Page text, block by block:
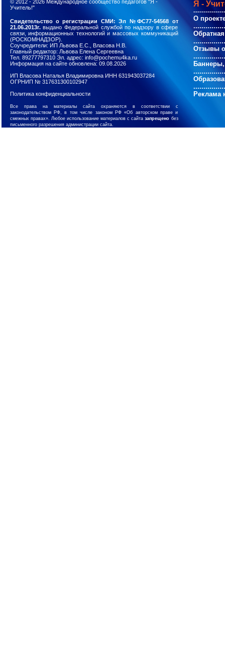
© 2012 - 2026 Международное сообщество педагогов "Я -
Учитель!"
Я -
О
Отзывы
Реклама
Свидетельство о регистрации СМИ: Эл №ФС77-54568 от
21.06.2013г.выдано Федеральной службой по надзору в сфере
связи, информационных технологий и массовых коммуникаций
(РОСКОМНАДЗОР).
Соучредители: ИП Львова Е.С., Власова Н.В.
Главный редактор: Львова Елена Сергеевна
Тел. 89277797310 Эл. адрес: info@pochemu4ka.ru
Информация на сайте обновлена: 09.08.2026
ИП Власова Наталья Владимировна ИНН 631943037284
ОГРНИП № 317631300102947
Политика конфиденциальности
Все права на материалы сайта охраняются в соответствии с
законодательством РФ, в том числе законом РФ «Об авторском праве и
смежных правах». Любое использование материалов с сайтазапрещено без
письменного разрешения администрации сайта.